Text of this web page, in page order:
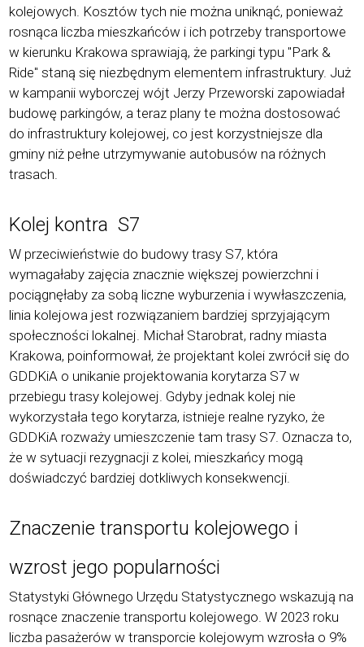
kolejowych. Kosztów tych nie można uniknąć, ponieważ
rosnąca liczba mieszkańców i ich potrzeby transportowe
w kierunku Krakowa sprawiają, że parkingi typu "Park &
Ride" staną się niezbędnym elementem infrastruktury. Już
w kampanii wyborczej wójt Jerzy Przeworski zapowiadał
budowę parkingów, a teraz plany te można dostosować
do infrastruktury kolejowej, co jest korzystniejsze dla
gminy niż pełne utrzymywanie autobusów na różnych
trasach.
Kolej kontra S7
W przeciwieństwie do budowy trasy S7, która
wymagałaby zajęcia znacznie większej powierzchni i
pociągnęłaby za sobą liczne wyburzenia i wywłaszczenia,
linia kolejowa jest rozwiązaniem bardziej sprzyjającym
społeczności lokalnej. Michał Starobrat, radny miasta
Krakowa, poinformował, że projektant kolei zwrócił się do
GDDKiA o unikanie projektowania korytarza S7 w
przebiegu trasy kolejowej. Gdyby jednak kolej nie
wykorzystała tego korytarza, istnieje realne ryzyko, że
GDDKiA rozważy umieszczenie tam trasy S7. Oznacza to,
że w sytuacji rezygnacji z kolei, mieszkańcy mogą
doświadczyć bardziej dotkliwych konsekwencji.
Znaczenie transportu kolejowego i
wzrost jego popularności
Statystyki Głównego Urzędu Statystycznego wskazują na
rosnące znaczenie transportu kolejowego. W 2023 roku
liczba pasażerów w transporcie kolejowym wzrosła o 9%